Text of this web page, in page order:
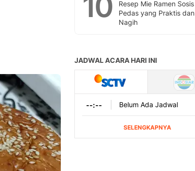
Resep Mie Ramen Sosis
Pedas yang Praktis dan
Nagih